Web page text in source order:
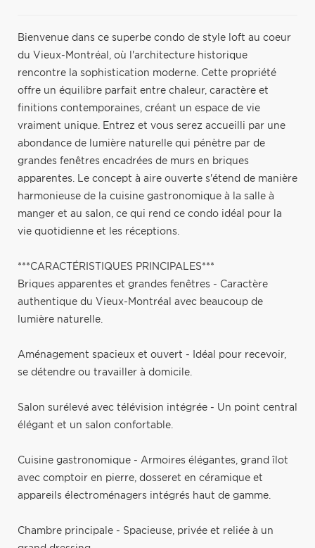
Bienvenue dans ce superbe condo de style loft au coeur
du Vieux-Montréal, où l'architecture historique
rencontre la sophistication moderne. Cette propriété
offre un équilibre parfait entre chaleur, caractère et
finitions contemporaines, créant un espace de vie
vraiment unique. Entrez et vous serez accueilli par une
abondance de lumière naturelle qui pénètre par de
grandes fenêtres encadrées de murs en briques
apparentes. Le concept à aire ouverte s'étend de manière
harmonieuse de la cuisine gastronomique à la salle à
manger et au salon, ce qui rend ce condo idéal pour la
vie quotidienne et les réceptions.
***CARACTÉRISTIQUES PRINCIPALES***
Briques apparentes et grandes fenêtres - Caractère
authentique du Vieux-Montréal avec beaucoup de
lumière naturelle.
Aménagement spacieux et ouvert - Idéal pour recevoir,
se détendre ou travailler à domicile.
Salon surélevé avec télévision intégrée - Un point central
élégant et un salon confortable.
Cuisine gastronomique - Armoires élégantes, grand îlot
avec comptoir en pierre, dosseret en céramique et
appareils électroménagers intégrés haut de gamme.
Chambre principale - Spacieuse, privée et reliée à un